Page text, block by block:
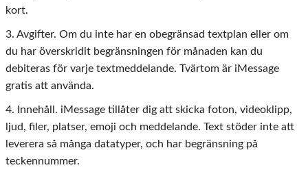
kort.
3. Avgifter. Om du inte har en obegränsad textplan eller om
du har överskridit begränsningen för månaden kan du
debiteras för varje textmeddelande. Tvärtom är iMessage
gratis att använda.
4. Innehåll. iMessage tillåter dig att skicka foton, videoklipp,
ljud, filer, platser, emoji och meddelande. Text stöder inte att
leverera så många datatyper, och har begränsning på
teckennummer.